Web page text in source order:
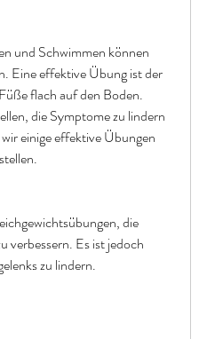
und Schwimmen können
Eine effektive Übung ist der
flach auf den Boden.
die Symptome zu lindern
einige effektive Übungen
die
verbessern. Es ist jedoch
zu lindern.